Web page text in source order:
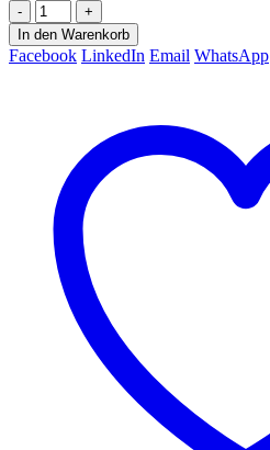
-
+
In den Warenkorb
Facebook LinkedIn Email WhatsApp